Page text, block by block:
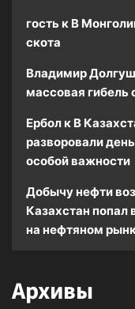
гость к В
скота
Владимир
массовая гибель
Ербол к В
разворовали
особой важности
Добычу нефти
Казахстан попал
на нефтяном
Архивы